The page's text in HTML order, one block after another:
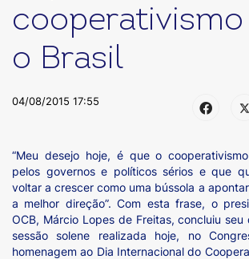
cooperativismo
o Brasil
04/08/2015 17:55
“Meu desejo hoje, é que o
pelos governos e políticos sérios e que
voltar a crescer como uma bússola a
a melhor direção”. Com esta frase, o
OCB, Márcio Lopes de Freitas, concluiu
sessão solene realizada hoje, no
homenagem ao Dia Internacional do